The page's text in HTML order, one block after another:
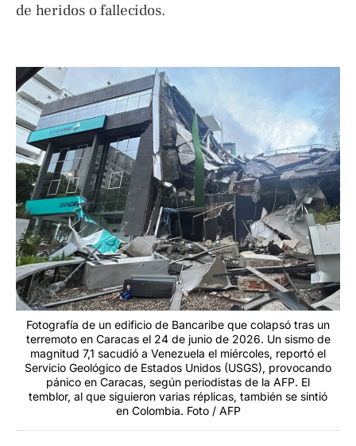
de heridos o fallecidos.
Fotografía de un edificio de Bancaribe que colapsó tras un
terremoto en Caracas el 24 de junio de 2026. Un sismo de
magnitud 7,1 sacudió a Venezuela el miércoles, reportó el
Servicio Geológico de Estados Unidos (USGS), provocando
pánico en Caracas, según periodistas de la AFP. El
temblor, al que siguieron varias réplicas, también se sintió
en Colombia. Foto / AFP